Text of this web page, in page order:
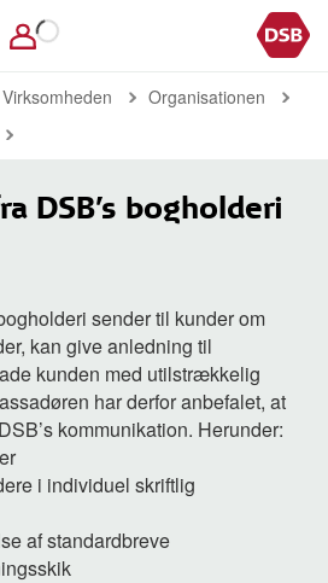
Virksomheden
Organisationen
DSB's bogholderi
sender til kunder om
kan give anledning til
kunden med utilstrækkelig
har derfor anbefalet, at
kommunikation. Herunder:
i individuel skriftlig
af standardbreve